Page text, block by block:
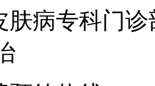
肤病专科门诊